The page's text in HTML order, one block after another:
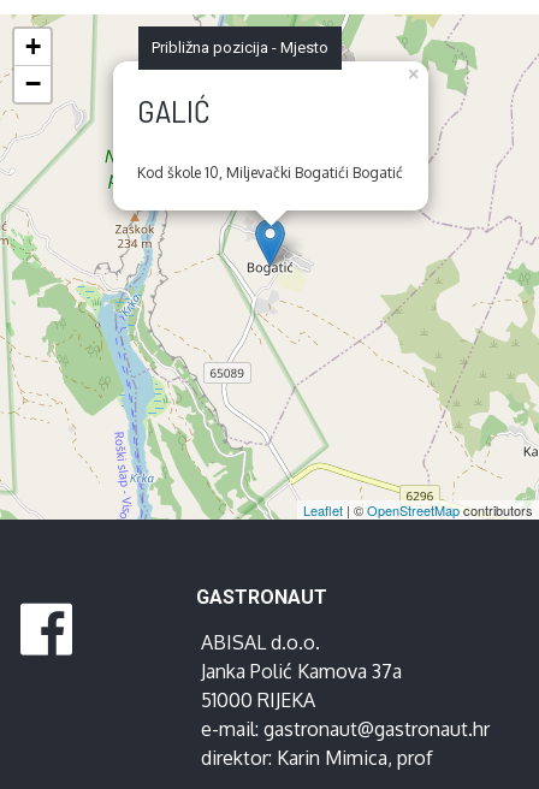
GALIĆ
Kod škole 10, Miljevački Bogatići Bogatić
×
+
−
Leaflet | ©OpenStreetMapcontributors
Približna pozicija - Mjesto
GASTRONAUT
ABISAL d.o.o.
Janka Polić Kamova 37a
51000 RIJEKA
e-mail: gastronaut@gastronaut.hr
direktor: Karin Mimica, prof